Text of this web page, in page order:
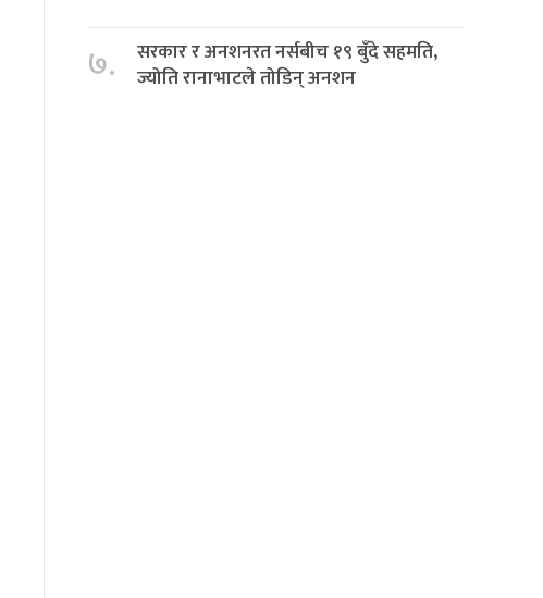
७.
सरकार र अनशनरत नर्सबीच १९ बुँदे सहमति,
ज्योति रानाभाटले तोडिन् अनशन